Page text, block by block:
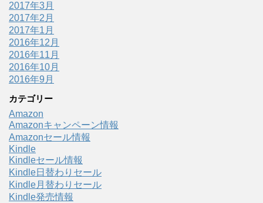
2017年3月
2017年2月
2017年1月
2016年12月
2016年11月
2016年10月
2016年9月
カテゴリー
Amazon
Amazonキャンペーン情報
Amazonセール情報
Kindle
Kindleセール情報
Kindle日替わりセール
Kindle月替わりセール
Kindle発売情報